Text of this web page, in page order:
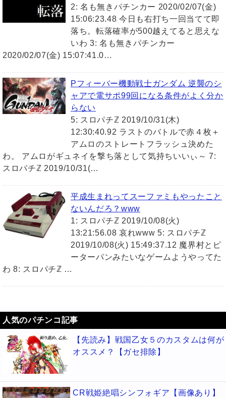
2: 名も無きパチンカー 2020/02/07(金)
15:06:23.48 今日も右打ち一回当てて即
落ち。転落確率が500越えてると思えな
いわ 3: 名も無きパチンカー
2020/02/07(金) 15:07:41.0…
Pフィーバー機動戦士ガンダム 逆襲のシ
ャアで電サポ99回になる条件がよく分か
らない
5: スロパチℤ 2019/10/31(木)
12:30:40.92 ラストのバトルで赤４枚＋
アムロのストレートフラッシュ決めた
わ。 アムロがギュネイを撃ち落として気持ちいいぃ～ 7:
スロパチℤ 2019/10/31(…
平成生まれってスーファミもやったこと
ないんだろ？www
1: スロパチℤ 2019/10/08(火)
13:21:56.08 哀れwww 5: スロパチℤ
2019/10/08(火) 15:49:37.12 魔界村とピ
ーターパンみたいなゲームようやってた
わ 8: スロパチℤ …
人気のパチンコ記事
【先読み】戦国乙女５のカスタムは何が
オススメ？【ガセ排除】
CR戦姫絶唱シンフォギア【画像あり】